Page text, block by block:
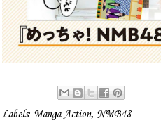
Labels: Manga Action, NMB48